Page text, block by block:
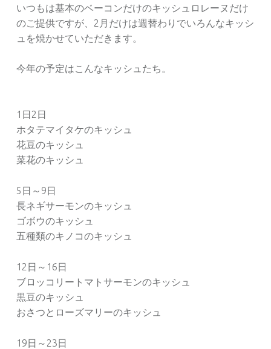
いつもは基本のベーコンだけのキッシュロレーヌだけ
のご提供ですが、2月だけは週替わりでいろんなキッシ
ュを焼かせていただきます。
今年の予定はこんなキッシュたち。
1日2日
ホタテマイタケのキッシュ
花豆のキッシュ
菜花のキッシュ
5日～9日
長ネギサーモンのキッシュ
ゴボウのキッシュ
五種類のキノコのキッシュ
12日～16日
ブロッコリートマトサーモンのキッシュ
黒豆のキッシュ
おさつとローズマリーのキッシュ
19日～23日